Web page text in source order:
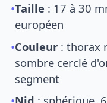
•Taille : 17 à 30
européen
•Couleur : thorax
sombre cerclé
segment